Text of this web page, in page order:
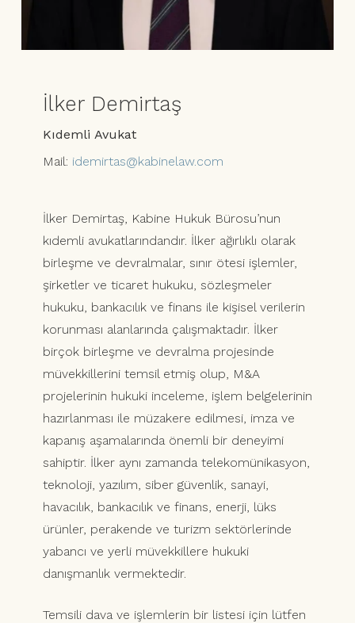
İlker Demirtaş
Kıdemli Avukat
Mail: idemirtas@kabinelaw.com
İlker Demirtaş, Kabine Hukuk Bürosu’nun
kıdemli avukatlarındandır. İlker ağırlıklı olarak
birleşme ve devralmalar, sınır ötesi işlemler,
şirketler ve ticaret hukuku, sözleşmeler
hukuku, bankacılık ve finans ile kişisel verilerin
korunması alanlarında çalışmaktadır. İlker
birçok birleşme ve devralma projesinde
müvekkillerini temsil etmiş olup, M&A
projelerinin hukuki inceleme, işlem belgelerinin
hazırlanması ile müzakere edilmesi, imza ve
kapanış aşamalarında önemli bir deneyimi
sahiptir. İlker aynı zamanda telekomünikasyon,
teknoloji, yazılım, siber güvenlik, sanayi,
havacılık, bankacılık ve finans, enerji, lüks
ürünler, perakende ve turizm sektörlerinde
yabancı ve yerli müvekkillere hukuki
danışmanlık vermektedir.
Temsili dava ve işlemlerin bir listesi için lütfen